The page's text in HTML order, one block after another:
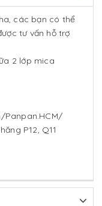
các bạn có thể
tư vấn hỗ trợ
2 lớp mica
Panpan.HCM/
P12, Q11